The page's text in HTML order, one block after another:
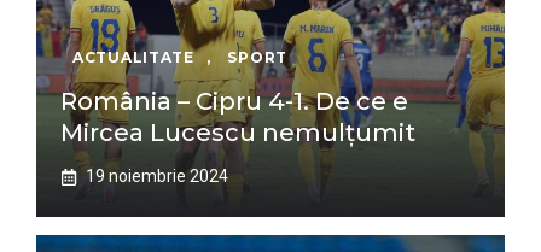
ACTUALITATE , SPORT
România – Cipru 4-1. De ce e
Mircea Lucescu nemulțumit
19 noiembrie 2024